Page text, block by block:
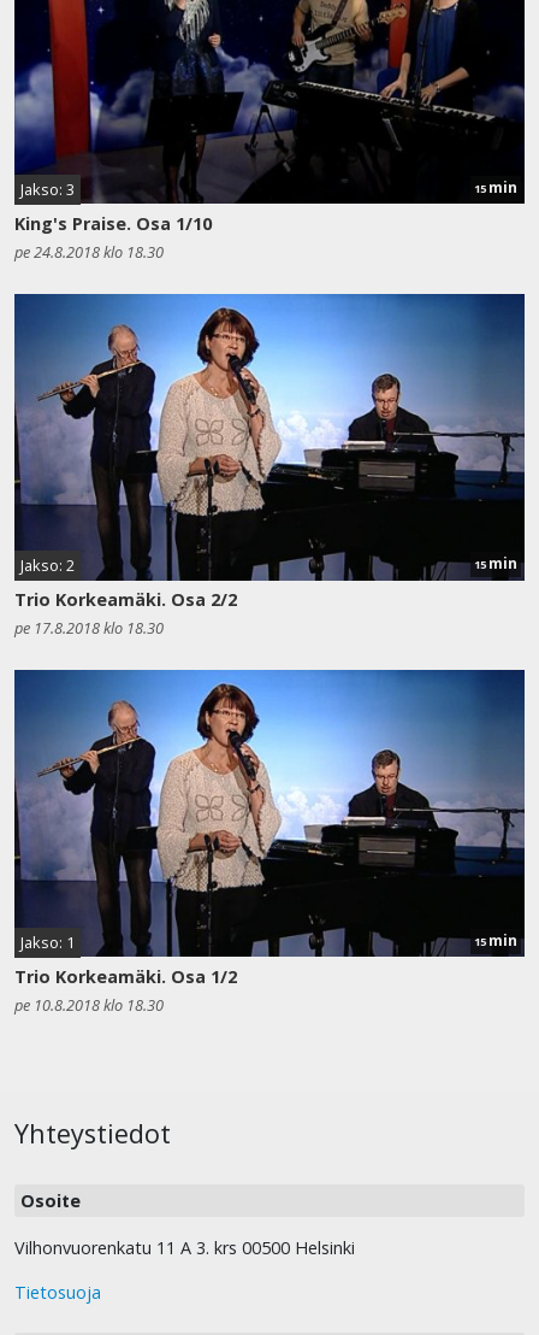
Jakso: 3 15 min
King's Praise. Osa 1/10
pe 24.8.2018 klo 18.30
Jakso: 2 15min
Trio Korkeamäki. Osa 2/2
pe 17.8.2018 klo 18.30
Jakso: 1 15min
Trio Korkeamäki. Osa 1/2
pe 10.8.2018 klo 18.30
Yhteystiedot
Osoite
Vilhonvuorenkatu 11 A 3. krs 00500 Helsinki
Tietosuoja